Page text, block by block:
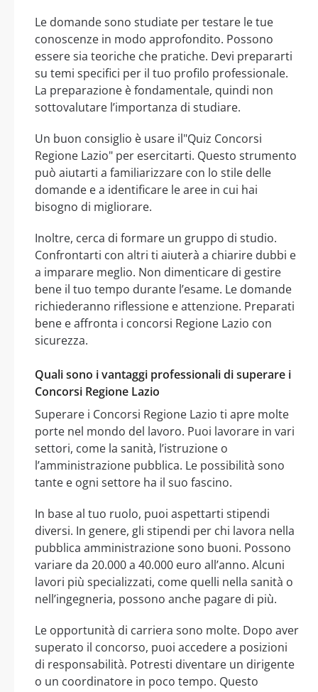
Le domande sono studiate per testare le tue
conoscenze in modo approfondito. Possono
essere sia teoriche che pratiche. Devi prepararti
su temi specifici per il tuo profilo professionale.
La preparazione è fondamentale, quindi non
sottovalutare l’importanza di studiare.
Un buon consiglio è usare il"Quiz Concorsi
Regione Lazio" per esercitarti. Questo strumento
può aiutarti a familiarizzare con lo stile delle
domande e a identificare le aree in cui hai
bisogno di migliorare.
Inoltre, cerca di formare un gruppo di studio.
Confrontarti con altri ti aiuterà a chiarire dubbi e
a imparare meglio. Non dimenticare di gestire
bene il tuo tempo durante l’esame. Le domande
richiederanno riflessione e attenzione. Preparati
bene e affronta i concorsi Regione Lazio con
sicurezza.
Quali sono i vantaggi professionali di superare i
Concorsi Regione Lazio
Superare i Concorsi Regione Lazio ti apre molte
porte nel mondo del lavoro. Puoi lavorare in vari
settori, come la sanità, l’istruzione o
l’amministrazione pubblica. Le possibilità sono
tante e ogni settore ha il suo fascino.
In base al tuo ruolo, puoi aspettarti stipendi
diversi. In genere, gli stipendi per chi lavora nella
pubblica amministrazione sono buoni. Possono
variare da 20.000 a 40.000 euro all’anno. Alcuni
lavori più specializzati, come quelli nella sanità o
nell’ingegneria, possono anche pagare di più.
Le opportunità di carriera sono molte. Dopo aver
superato il concorso, puoi accedere a posizioni
di responsabilità. Potresti diventare un dirigente
o un coordinatore in poco tempo. Questo